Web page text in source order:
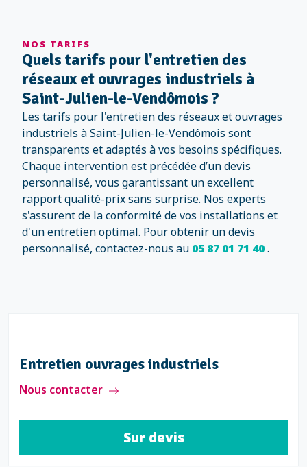
NOS TARIFS
Quels tarifs pour l'entretien des
réseaux et ouvrages industriels à
Saint-Julien-le-Vendômois ?
Les tarifs pour l'entretien des réseaux et ouvrages
industriels à Saint-Julien-le-Vendômois sont
transparents et adaptés à vos besoins spécifiques.
Chaque intervention est précédée d’un devis
personnalisé, vous garantissant un excellent
rapport qualité-prix sans surprise. Nos experts
s'assurent de la conformité de vos installations et
d'un entretien optimal. Pour obtenir un devis
personnalisé, contactez-nous au 05 87 01 71 40.
Entretien ouvrages industriels
Nous contacter
Sur devis